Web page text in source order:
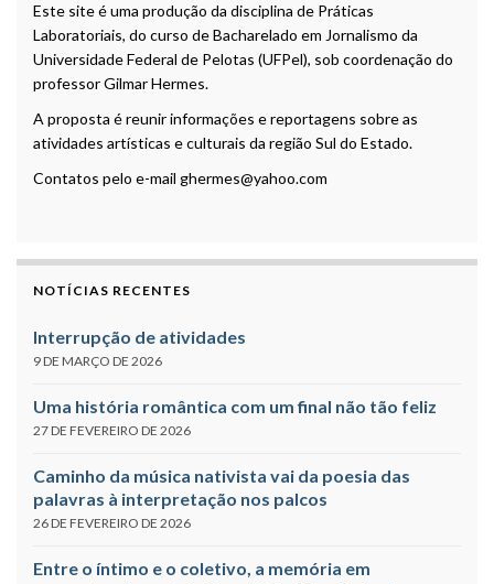
Este site é uma produção da disciplina de Práticas
Laboratoriais, do curso de Bacharelado em Jornalismo da
Universidade Federal de Pelotas (UFPel), sob coordenação do
professor Gilmar Hermes.
A proposta é reunir informações e reportagens sobre as
atividades artísticas e culturais da região Sul do Estado.
Contatos pelo e-mail ghermes@yahoo.com
NOTÍCIAS RECENTES
Interrupção de atividades
9 DE MARÇO DE 2026
Uma história romântica com um final não tão feliz
27 DE FEVEREIRO DE 2026
Caminho da música nativista vai da poesia das
palavras à interpretação nos palcos
26 DE FEVEREIRO DE 2026
Entre o íntimo e o coletivo, a memória em